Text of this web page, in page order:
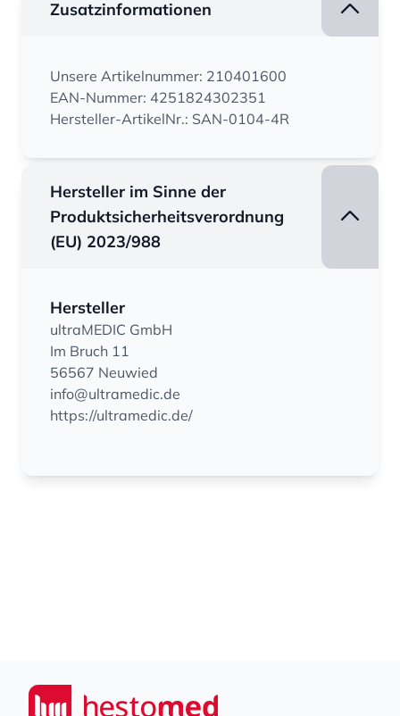
Zusatzinformationen
Unsere Artikelnummer: 210401600
EAN-Nummer: 4251824302351
Hersteller-ArtikelNr.: SAN-0104-4R
Hersteller im Sinne der
Produktsicherheitsverordnung
(EU) 2023/988
Hersteller
ultraMEDIC GmbH
Im Bruch 11
56567 Neuwied
info@ultramedic.de
https://ultramedic.de/
Seiwert GmbH